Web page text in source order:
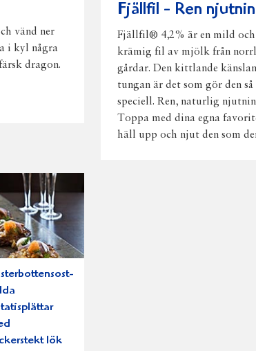
vänd ner
i kyl några
dragon.
lök
Fjällfil - Ren
Fjällfil® 4,2% är en mild och
krämig fil av mjölk från
gårdar. Den kittlande
tungan är det som gör den så
speciell. Ren, naturlig
Toppa med dina egna
häll upp och njut den som